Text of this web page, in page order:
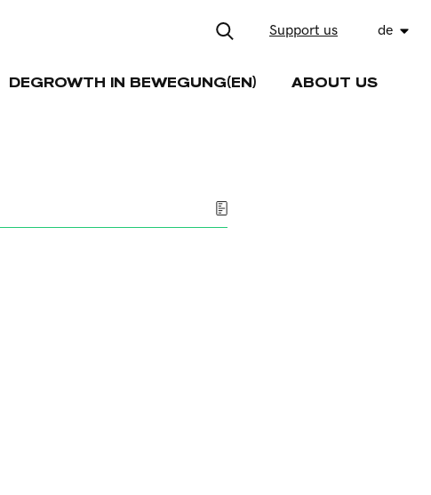
Support us de
DEGROWTH IN BEWEGUNG(EN) ABOUT US